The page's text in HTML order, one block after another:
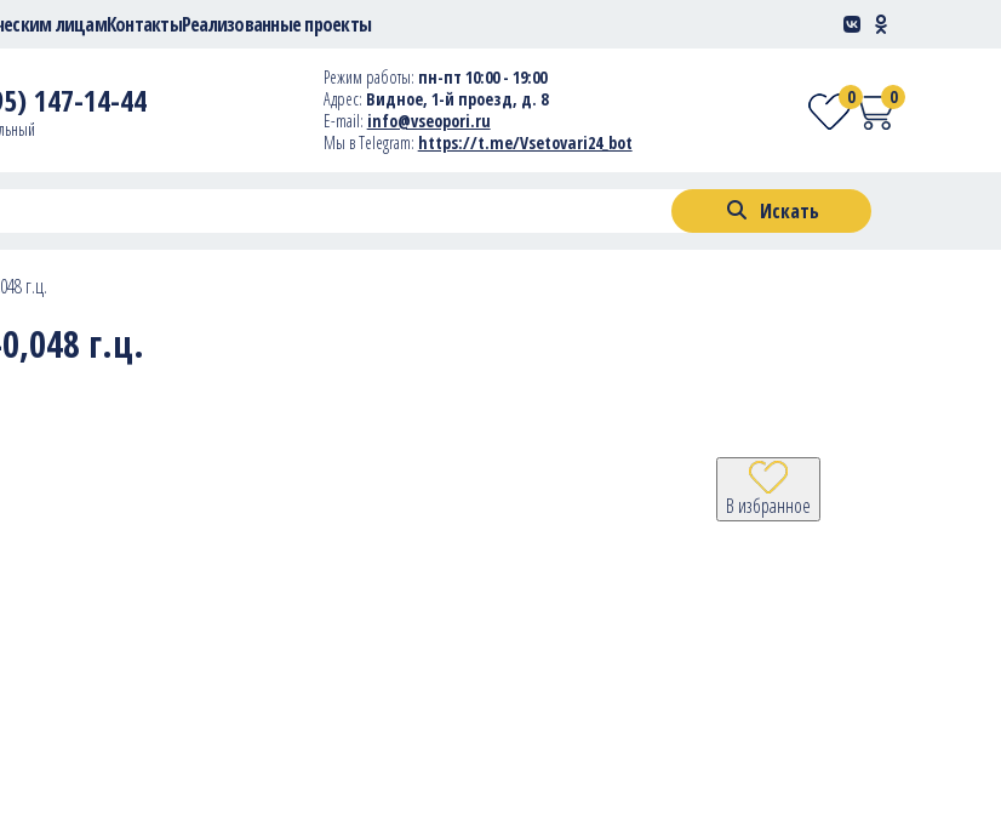
лицамКонтактыРеализованные проекты
147-14-44
Режим работы: пн-пт 10:00 - 19:00
Адрес: Видное, 1-й проезд, д. 8
E-mail: info@vseopori.ru
Мы в Telegram: https://t.me/Vsetovari24_bot
0
0
Искать
г.ц.
г.ц.
В избранное